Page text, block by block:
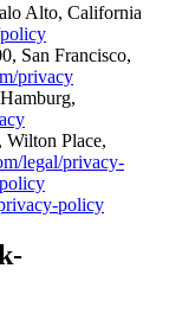
Alto, California
San Francisco,
privacy
Place,
legal/privacy-
policy